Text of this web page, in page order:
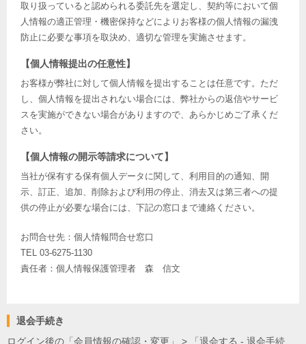
取り扱っていると認められる委託先を選定し、契約等において個
人情報の適正管理・機密保持などによりお客様の個人情報の漏洩
防止に必要な事項を取決め、適切な管理を実施させます。
【個人情報提出の任意性】
お客様が弊社に対して個人情報を提出することは任意です。ただ
し、個人情報を提出されない場合には、弊社からの返信やサービ
スを実施ができない場合がありますので、あらかじめご了承くだ
さい。
【個人情報の開示等請求について】
当社が保有する保有個人データに関して、利用目的の通知、開
示、訂正、追加、削除および利用の停止、消去又は第三者への提
供の停止が必要な場合には、下記の窓口まで連絡ください。
お問合せ先：個人情報問合せ窓口
TEL 03-6275-1130
責任者：個人情報保護管理者 森 信文
退会手続き
ログイン後の「会員情報の確認・変更」 > 「退会する - 退会手続